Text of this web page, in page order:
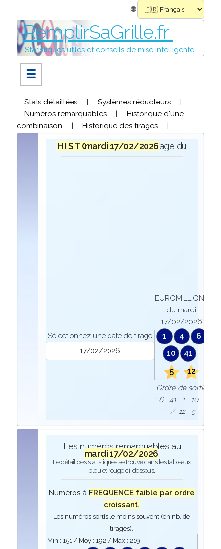
🌐
RemplirSaGrille.fr
Statistiques utiles et conseils de mise intelligente.
☰
Stats détaillées | Systèmes réducteurs
|
Numéros remarquables
|
Historique d'une
combinaison
| Historique des tirages |
H I S T O R I Q U Elors du tirage du
mardi 17/02/2026
Sélectionnez une date de tirage
EUROMILLIONS
du mardi
17/02/2026
1 4
6
10
41
5
12
Ordre de sortie
: 6 41 1 10 4
/ 12 5
Les numéros remarquables au
mardi 17/02/2026.
Le détail des statistiques se trouve dans les tableaux
bleu et rouge ci-dessous.
Numéros à FREQUENCE faible par ordre
croissant.
Les numéros sortis le moins souvent (en nb. de
tirages).
Min : 151/ Moy : 192 / Max : 219